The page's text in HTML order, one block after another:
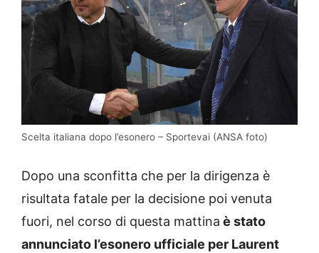
Scelta italiana dopo l’esonero – Sportevai (ANSA foto)
Dopo una sconfitta che per la dirigenza è
risultata fatale per la decisione poi venuta
fuori, nel corso di questa mattina è stato
annunciato l’esonero ufficiale per Laurent